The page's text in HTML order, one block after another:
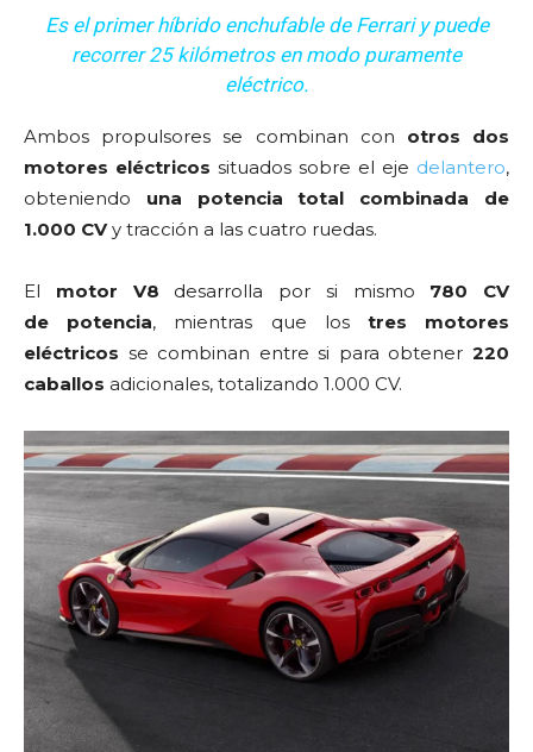
Es el primer híbrido enchufable de Ferrari y puede
recorrer 25 kilómetros en modo puramente
eléctrico.
Ambos propulsores se combinan con otros dos
motores eléctricos situados sobre el eje delantero,
obteniendo una potencia total combinada de
1.000 CVy tracción a las cuatro ruedas.
El motor V8 desarrolla por si mismo 780 CV
de potencia, mientras que lostres motores
eléctricos se combinan entre si para obtener 220
caballos adicionales, totalizando 1.000 CV.